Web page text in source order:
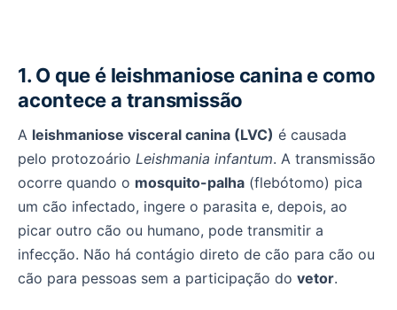
1. O que é leishmaniose canina e como
acontece a transmissão
A leishmaniose visceral canina (LVC) é causada
pelo protozoário Leishmania infantum. A transmissão
ocorre quando o mosquito-palha (flebótomo) pica
um cão infectado, ingere o parasita e, depois, ao
picar outro cão ou humano, pode transmitir a
infecção. Não há contágio direto de cão para cão ou
cão para pessoas sem a participação do vetor.